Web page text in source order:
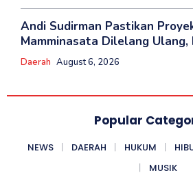
Andi Sudirman Pastikan
Mamminasata Dilelang
Daerah August 6, 2026
Popular
NEWS DAERAH HUKUM
MUSIK